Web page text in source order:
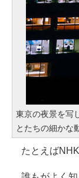
東京の夜景を写
とたちの細かな
たとえばNHK